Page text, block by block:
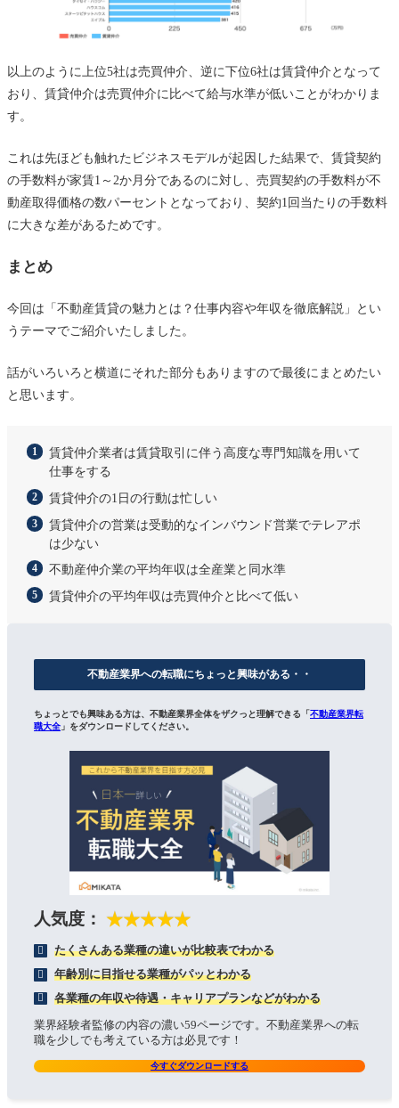
以上のように上位5社は売買仲介、逆に下位6社は賃貸仲介となって
おり、賃貸仲介は売買仲介に比べて給与水準が低いことがわかりま
す。
これは先ほども触れたビジネスモデルが起因した結果で、賃貸契約
の手数料が家賃1～2か月分であるのに対し、売買契約の手数料が不
動産取得価格の数パーセントとなっており、契約1回当たりの手数料
に大きな差があるためです。
まとめ
今回は「不動産賃貸の魅力とは？仕事内容や年収を徹底解説」とい
うテーマでご紹介いたしました。
話がいろいろと横道にそれた部分もありますので最後にまとめたい
と思います。
賃貸仲介業者は賃貸取引に伴う高度な専門知識を用いて
仕事をする
賃貸仲介の1日の行動は忙しい
賃貸仲介の営業は受動的なインバウンド営業でテレアポ
は少ない
不動産仲介業の平均年収は全産業と同水準
賃貸仲介の平均年収は売買仲介と比べて低い
不動産業界への転職にちょっと興味がある・・
ちょっとでも興味ある方は、不動産業界全体をザクっと理解できる「不動産業界転
職大全 」をダウンロードしてください。
人気度： ★★★★★
たくさんある業種の違いが比較表でわかる
年齢別に目指せる業種がパッとわかる
各業種の年収や待遇・キャリアプランなどがわかる
業界経験者監修の内容の濃い59ページです。不動産業界への転
職を少しでも考えている方は必見です！
今すぐダウンロードする